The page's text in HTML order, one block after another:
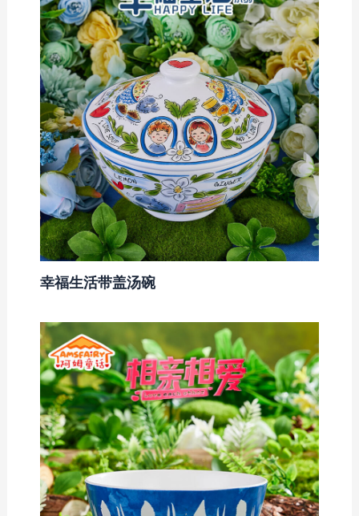
幸福生活带盖汤碗